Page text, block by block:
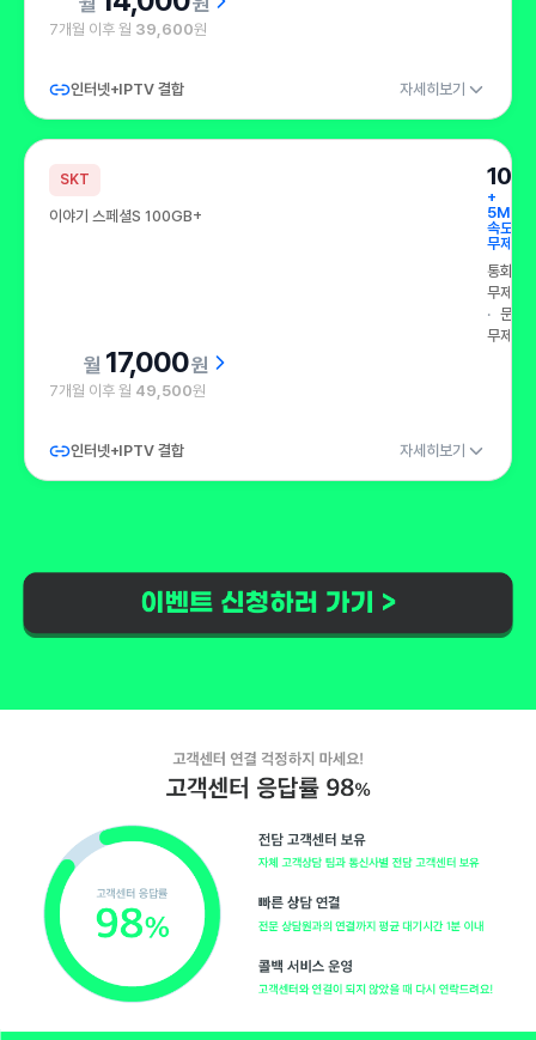
7개월 이후 월 39,600원
인터넷+IPTV 결합 자세히보기
SKT
이야기 스페셜S 100GB+
+
속도
무제한
통화
무제한
문자
무제한
17,000원
7개월 이후 월 49,500원
인터넷+IPTV 결합 자세히보기